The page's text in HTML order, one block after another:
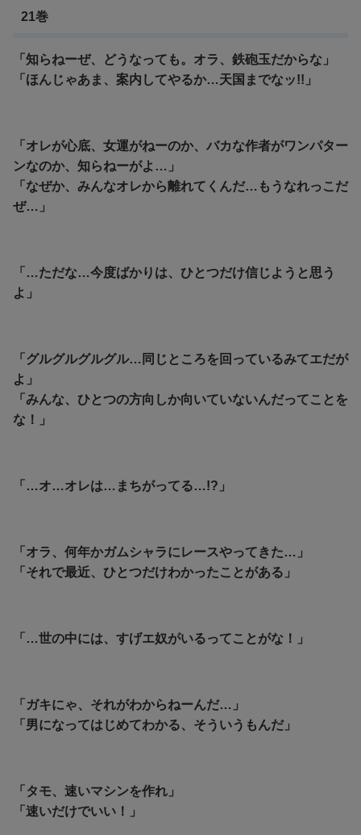
21巻
「知らねーぜ、どうなっても。オラ、鉄砲玉だからな」
「ほんじゃあま、案内してやるか…天国までなッ!!」
「オレが心底、女運がねーのか、バカな作者がワンパター
ンなのか、知らねーがよ…」
「なぜか、みんなオレから離れてくんだ…もうなれっこだ
ぜ…」
「…ただな…今度ばかりは、ひとつだけ信じようと思う
よ」
「グルグルグルグル…同じところを回っているみてエだが
よ」
「みんな、ひとつの方向しか向いていないんだってことを
な！」
「…オ…オレは…まちがってる…!?」
「オラ、何年かガムシャラにレースやってきた…」
「それで最近、ひとつだけわかったことがある」
「…世の中には、すげエ奴がいるってことがな！」
「ガキにゃ、それがわからねーんだ…」
「男になってはじめてわかる、そういうもんだ」
「タモ、速いマシンを作れ」
「速いだけでいい！」